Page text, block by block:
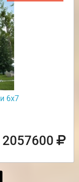
6х7
2057600